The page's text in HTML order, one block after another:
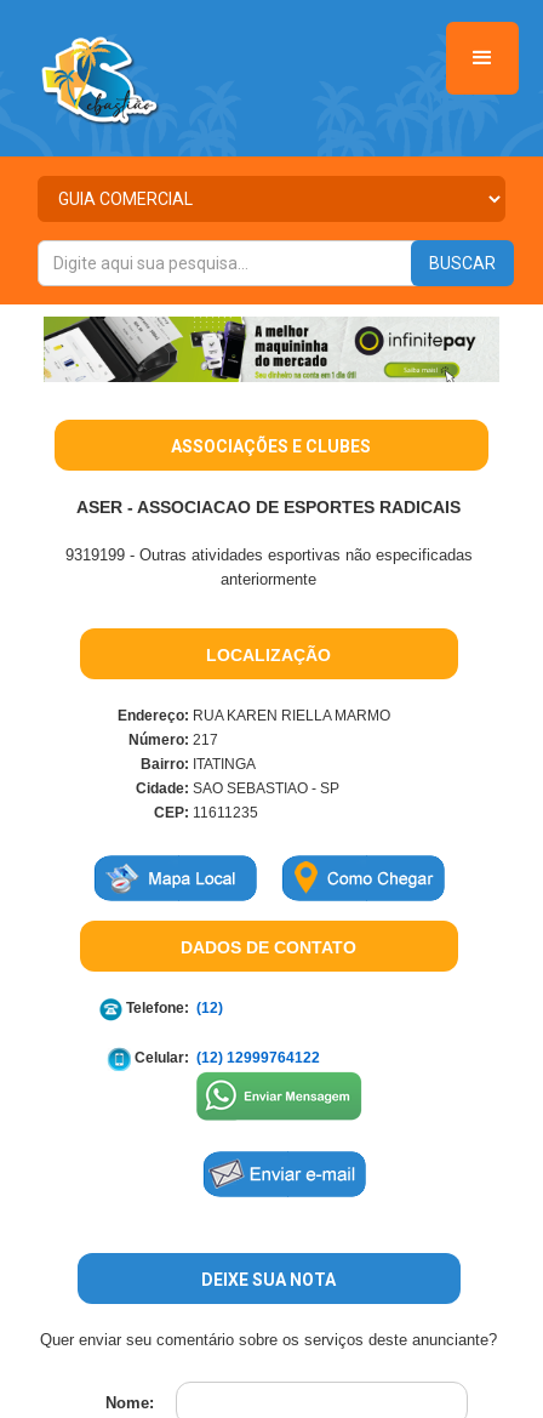
ASSOCIAÇÕES E CLUBES
ASER - ASSOCIACAO DE ESPORTES RADICAIS
9319199 - Outras atividades esportivas não especificadas
anteriormente
LOCALIZAÇÃO
Endereço: RUA KAREN RIELLA MARMO
Número: 217
Bairro: ITATINGA
Cidade: SAO SEBASTIAO - SP
CEP: 11611235
DADOS DE CONTATO
Telefone: (12)
Celular: (12) 12999764122
DEIXE SUA NOTA
Quer enviar seu comentário sobre os serviços deste anunciante?
Nome: